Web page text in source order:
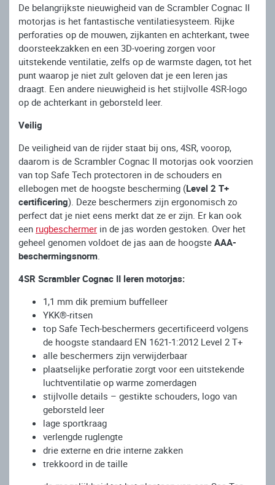
De belangrijkste nieuwigheid van de Scrambler Cognac II
motorjas is het fantastische ventilatiesysteem. Rijke
perforaties op de mouwen, zijkanten en achterkant, twee
doorsteekzakken en een 3D-voering zorgen voor
uitstekende ventilatie, zelfs op de warmste dagen, tot het
punt waarop je niet zult geloven dat je een leren jas
draagt. Een andere nieuwigheid is het stijlvolle 4SR-logo
op de achterkant in geborsteld leer.
Veilig
De veiligheid van de rijder staat bij ons, 4SR, voorop,
daarom is de Scrambler Cognac II motorjas ook voorzien
van top Safe Tech protectoren in de schouders en
ellebogen met de hoogste bescherming (Level 2 T+
certificering). Deze beschermers zijn ergonomisch zo
perfect dat je niet eens merkt dat ze er zijn. Er kan ook
een rugbeschermer in de jas worden gestoken. Over het
geheel genomen voldoet de jas aan de hoogste AAA-
beschermingsnorm
4SR Scrambler Cognac II leren motorjas:
1,1 mm dik premium buffelleer
YKK®-ritsen
top Safe Tech-beschermers gecertificeerd volgens
de hoogste standaard EN 1621-1:2012 Level 2 T+
alle beschermers zijn verwijderbaar
plaatselijke perforatie zorgt voor een uitstekende
luchtventilatie op warme zomerdagen
stijlvolle details – gestikte schouders, logo van
geborsteld leer
lage sportkraag
verlengde ruglengte
drie externe en drie interne zakken
trekkoord in de taille